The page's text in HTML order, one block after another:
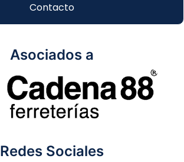
Contacto
Asociados a
Redes Sociales